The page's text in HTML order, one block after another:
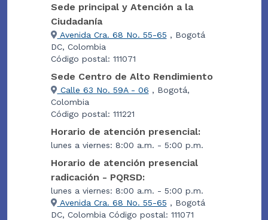
Sede principal y Atención a la
Ciudadanía
Avenida Cra. 68 No. 55-65 , Bogotá
DC, Colombia
Código postal: 111071
Sede Centro de Alto Rendimiento
Calle 63 No. 59A - 06 , Bogotá,
Colombia
Código postal: 111221
Horario de atención presencial:
lunes a viernes: 8:00 a.m. - 5:00 p.m.
Horario de atención presencial
radicación - PQRSD:
lunes a viernes: 8:00 a.m. - 5:00 p.m.
Avenida Cra. 68 No. 55-65 , Bogotá
DC, Colombia Código postal: 111071